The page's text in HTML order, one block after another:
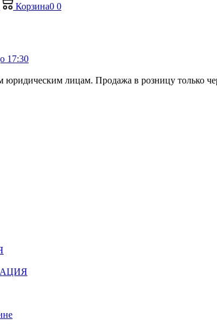
Корзина0 0
17:30
юридическим лицам. Продажа в розницу только